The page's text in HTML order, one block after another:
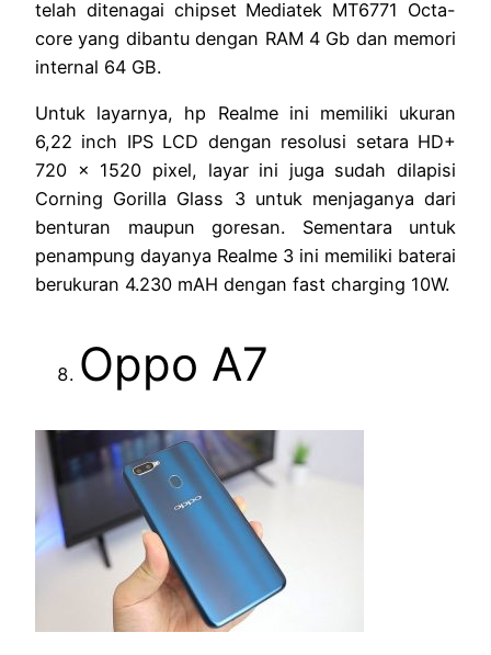
telah ditenagai chipset Mediatek MT6771 Octa-
core yang dibantu dengan RAM 4 Gb dan memori
internal 64 GB.
Untuk layarnya, hp Realme ini memiliki ukuran
6,22 inch IPS LCD dengan resolusi setara HD+
720 x 1520 pixel, layar ini juga sudah dilapisi
Corning Gorilla Glass 3 untuk menjaganya dari
benturan maupun goresan. Sementara untuk
penampung dayanya Realme 3 ini memiliki baterai
berukuran 4.230 mAH dengan fast charging 10W.
Oppo A7